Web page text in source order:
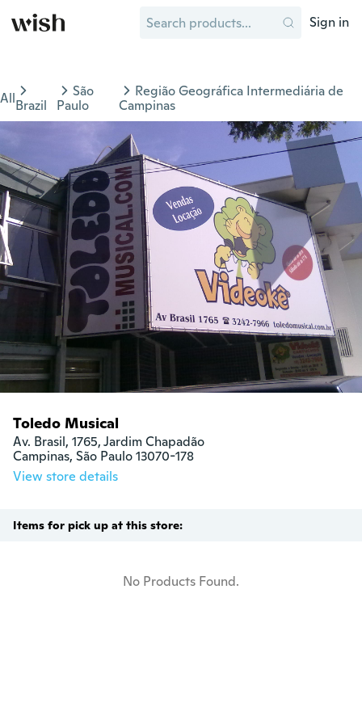
Sign in
AllBrazil
São
Paulo
Região Geográfica Intermediária de
Campinas
Toledo Musical
Av. Brasil, 1765, Jardim Chapadão
Campinas, São Paulo 13070-178
View store details
Items for pick up at this store:
No Products Found.